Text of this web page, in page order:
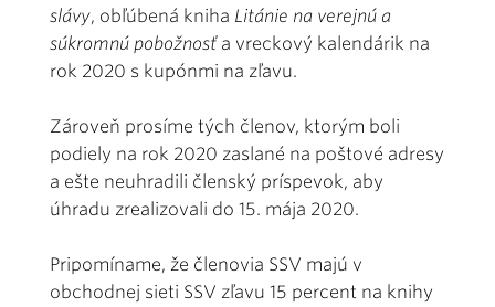
slávy, obľúbená kniha Litánie na verejnú a
súkromnú pobožnosťa vreckový kalendárik na
rok 2020 s kupónmi na zľavu.
Zároveň prosíme tých členov, ktorým boli
podiely na rok 2020 zaslané na poštové adresy
a ešte neuhradili členský príspevok, aby
úhradu zrealizovali do 15. mája 2020.
Pripomíname, že členovia SSV majú v
obchodnej sieti SSV zľavu 15 percent na knihy